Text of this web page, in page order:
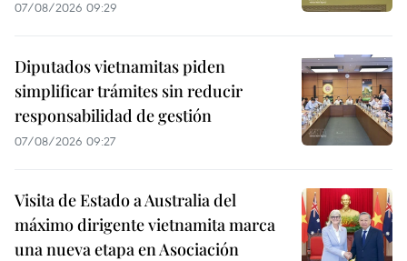
07/08/2026 09:29
Diputados vietnamitas piden
simplificar trámites sin reducir
responsabilidad de gestión
07/08/2026 09:27
Visita de Estado a Australia del
máximo dirigente vietnamita marca
una nueva etapa en Asociación